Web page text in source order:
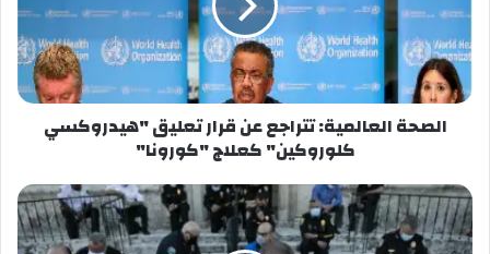
فيس بوك
معجب بهذه:
الصحة العالمية: تتراجع عن قرار تعليق "هيدروكسي
كلوروكين" كعلاج "كورونا"